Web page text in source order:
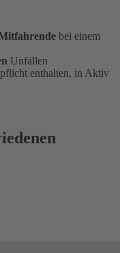
bei einem
Unfällen
enthalten, in Aktiv